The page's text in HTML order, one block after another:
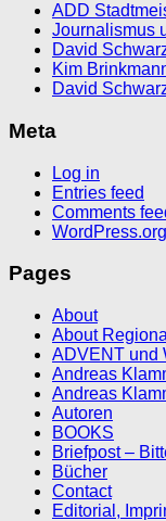
ADD
Journalismus
David
Kim
David
Meta
Log in
Entries feed
Comments
WordPress.org
Pages
About
About
ADVENT und
Andreas
Andreas
Autoren
BOOKS
Briefpost –
Bücher
Contact
Editorial,